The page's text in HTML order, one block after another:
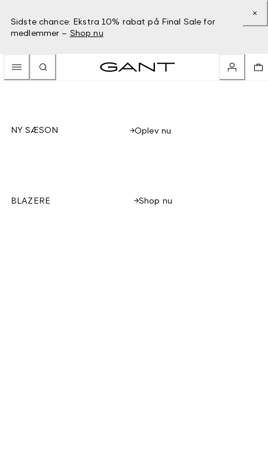
Sidste chance: Ekstra 10% rabat på Final Sale for
medlemmer – Shop nu
NY SÆSON Oplev nu
BLAZERE Shop nu